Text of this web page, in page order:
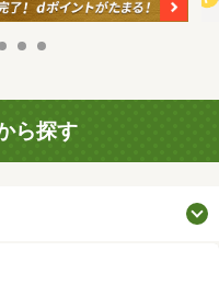
ら探す